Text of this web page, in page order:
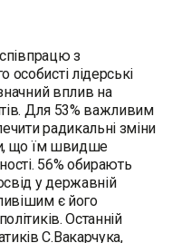
співпрацю з
лідерські
вплив на
Для 53% важливим
радикальні зміни
що їм швидше
56% обирають
у державній
є його
Останній
С.Вакарчука,